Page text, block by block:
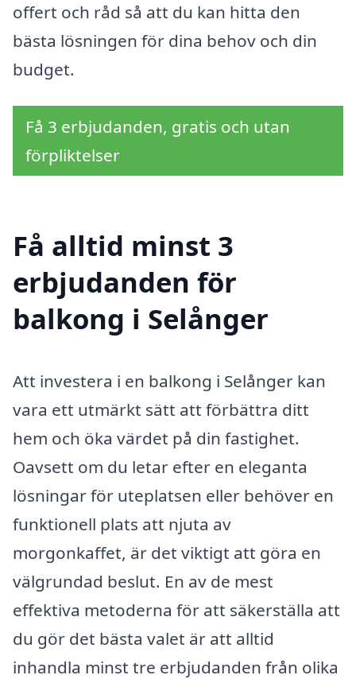
offert och råd så att du kan hitta den
bästa lösningen för dina behov och din
budget.
Få 3 erbjudanden, gratis och utan
förpliktelser
Få alltid minst 3
erbjudanden för
balkong i Selånger
Att investera i en balkong i Selånger kan
vara ett utmärkt sätt att förbättra ditt
hem och öka värdet på din fastighet.
Oavsett om du letar efter en eleganta
lösningar för uteplatsen eller behöver en
funktionell plats att njuta av
morgonkaffet, är det viktigt att göra en
välgrundad beslut. En av de mest
effektiva metoderna för att säkerställa att
du gör det bästa valet är att alltid
inhandla minst tre erbjudanden från olika